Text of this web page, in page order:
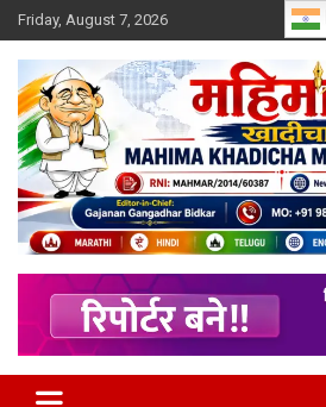
Skip
to
content
Friday, August 7, 2026
Mahimakhadicha